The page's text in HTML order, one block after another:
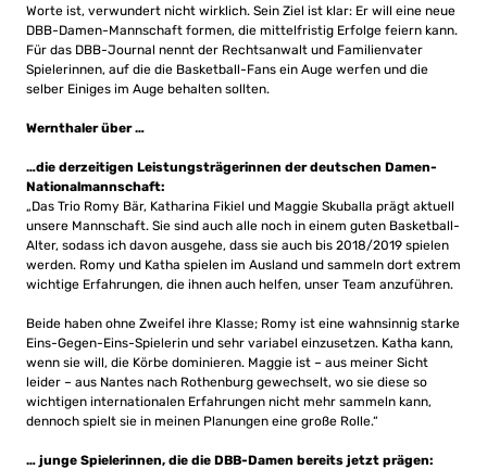
Worte ist, verwundert nicht wirklich. Sein Ziel ist klar: Er will eine neue
DBB-Damen-Mannschaft formen, die mittelfristig Erfolge feiern kann.
Für das DBB-Journal nennt der Rechtsanwalt und Familienvater
Spielerinnen, auf die die Basketball-Fans ein Auge werfen und die
selber Einiges im Auge behalten sollten.
Wernthaler über …
…die derzeitigen Leistungsträgerinnen der deutschen Damen-
Nationalmannschaft:
„Das Trio Romy Bär, Katharina Fikiel und Maggie Skuballa prägt aktuell
unsere Mannschaft. Sie sind auch alle noch in einem guten Basketball-
Alter, sodass ich davon ausgehe, dass sie auch bis 2018/2019 spielen
werden. Romy und Katha spielen im Ausland und sammeln dort extrem
wichtige Erfahrungen, die ihnen auch helfen, unser Team anzuführen.
Beide haben ohne Zweifel ihre Klasse; Romy ist eine wahnsinnig starke
Eins-Gegen-Eins-Spielerin und sehr variabel einzusetzen. Katha kann,
wenn sie will, die Körbe dominieren. Maggie ist – aus meiner Sicht
leider – aus Nantes nach Rothenburg gewechselt, wo sie diese so
wichtigen internationalen Erfahrungen nicht mehr sammeln kann,
dennoch spielt sie in meinen Planungen eine große Rolle.“
… junge Spielerinnen, die die DBB-Damen bereits jetzt prägen: